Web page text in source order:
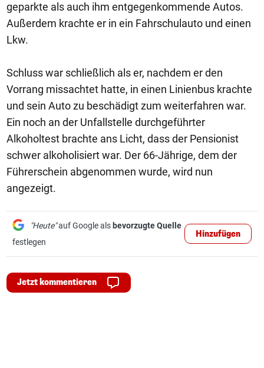
geparkte als auch ihm entgegenkommende Autos.
Außerdem krachte er in ein Fahrschulauto und einen
Lkw.
Schluss war schließlich als er, nachdem er den
Vorrang missachtet hatte, in einen Linienbus krachte
und sein Auto zu beschädigt zum weiterfahren war.
Ein noch an der Unfallstelle durchgeführter
Alkoholtest brachte ans Licht, dass der Pensionist
schwer alkoholisiert war. Der 66-Jährige, dem der
Führerschein abgenommen wurde, wird nun
angezeigt.
"Heute"auf Google als bevorzugte Quelle
festlegen
Hinzufügen
Jetzt kommentieren